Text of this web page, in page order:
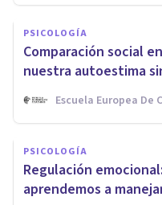
PSICOLOGÍA
Comparación social
nuestra autoestima
Escuela Europea De
PSICOLOGÍA
Regulación
aprendemos a